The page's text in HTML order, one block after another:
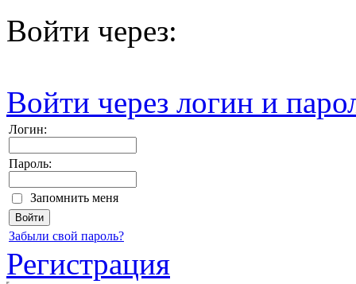
Войти через:
Войти через логин и
Логин:
Пароль:
Запомнить меня
Забыли свой пароль?
Регистрация